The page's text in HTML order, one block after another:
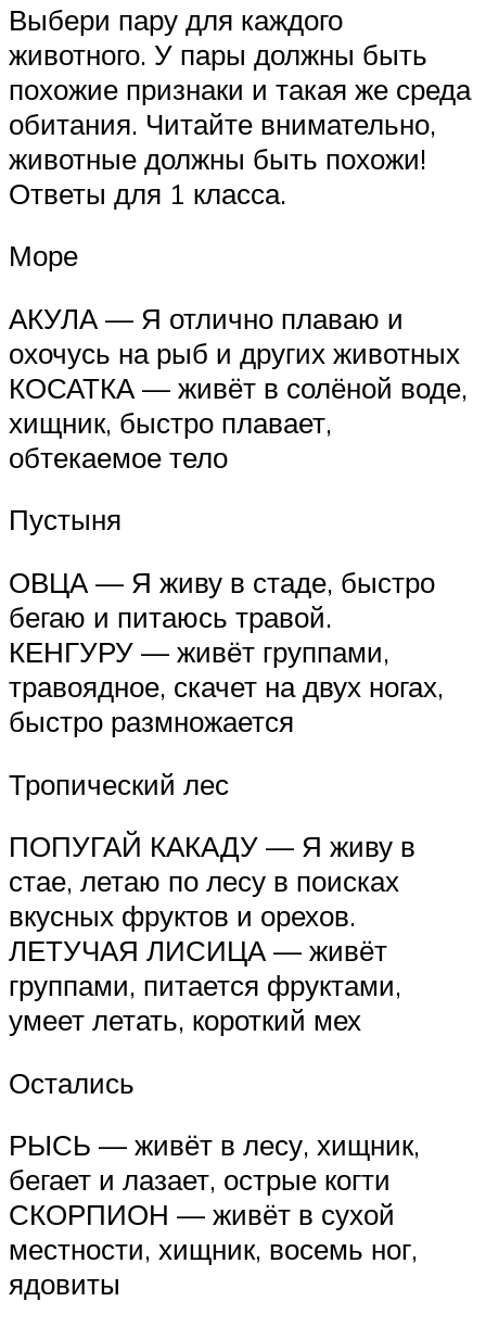
Выбери пару для каждого
животного. У пары должны быть
похожие признаки и такая же среда
обитания. Читайте внимательно,
животные должны быть похожи!
Ответы для 1 класса.
Море
АКУЛА — Я отлично плаваю и
охочусь на рыб и других животных
КОСАТКА — живёт в солёной воде,
хищник, быстро плавает,
обтекаемое тело
Пустыня
ОВЦА — Я живу в стаде, быстро
бегаю и питаюсь травой.
КЕНГУРУ — живёт группами,
травоядное, скачет на двух ногах,
быстро размножается
Тропический лес
ПОПУГАЙ КАКАДУ — Я живу в
стае, летаю по лесу в поисках
вкусных фруктов и орехов.
ЛЕТУЧАЯ ЛИСИЦА — живёт
группами, питается фруктами,
умеет летать, короткий мех
Остались
РЫСЬ — живёт в лесу, хищник,
бегает и лазает, острые когти
СКОРПИОН — живёт в сухой
местности, хищник, восемь ног,
ядовиты